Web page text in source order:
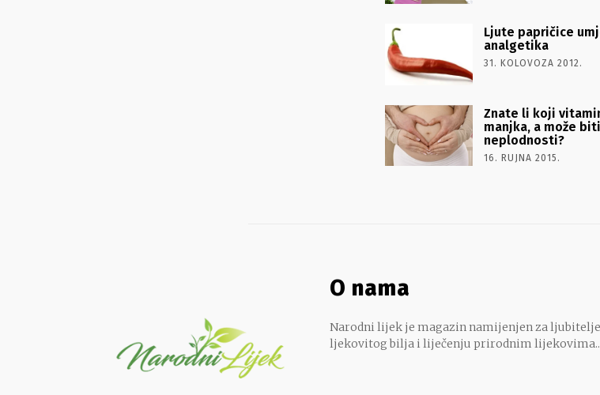
Ljute papričice
analgetika
31. KOLOVOZA 2012.
Znate li koji
manjka, a može biti
neplodnosti?
16. RUJNA 2015.
O nama
Narodni lijek je magazin namijenjen za
ljekovitog bilja i liječenju prirodnim